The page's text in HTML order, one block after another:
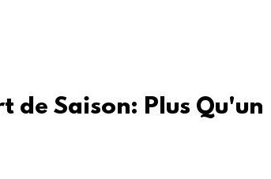
de Saison: Plus Qu'un